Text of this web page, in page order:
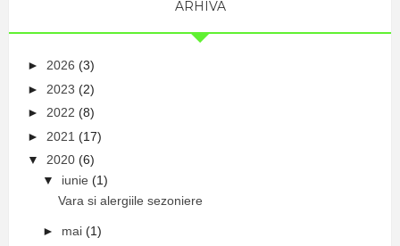
ARHIVA
► 2026 (3)
► 2023 (2)
► 2022 (8)
► 2021 (17)
▼
2020 (6)
▼
iunie (1)
Vara si alergiile sezoniere
► mai (1)